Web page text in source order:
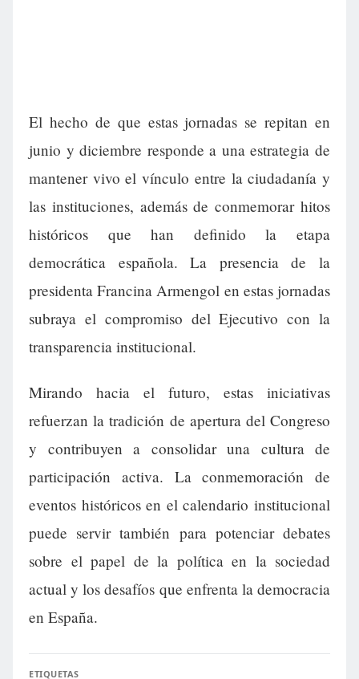
El hecho de que estas jornadas se repitan en
junio y diciembre responde a una estrategia de
mantener vivo el vínculo entre la ciudadanía y
las instituciones, además de conmemorar hitos
históricos que han definido la etapa
democrática española. La presencia de la
presidenta Francina Armengol en estas jornadas
subraya el compromiso del Ejecutivo con la
transparencia institucional.
Mirando hacia el futuro, estas iniciativas
refuerzan la tradición de apertura del Congreso
y contribuyen a consolidar una cultura de
participación activa. La conmemoración de
eventos históricos en el calendario institucional
puede servir también para potenciar debates
sobre el papel de la política en la sociedad
actual y los desafíos que enfrenta la democracia
en España.
ETIQUETAS